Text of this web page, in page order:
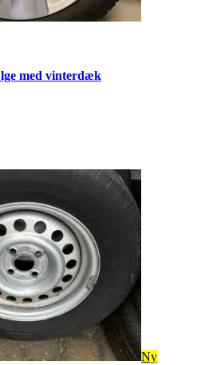
med vinterdæk
Ny